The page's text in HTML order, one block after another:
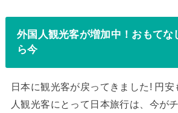
外国人観光客が増加中！おもてな
ら今
日本に観光客が戻ってきました! 円安
人観光客にとって日本旅行は、今が